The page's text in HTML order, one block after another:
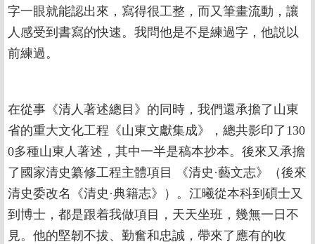
字一眼就能認出來，寫得很工整，而又筆畫流動，讓
人感受到書寫的快速。我問他是不是練過字，他説以
前練過。
在從事《清人著述總目》的同時，我們還承擔了山東
省的重大文化工程《山東文獻集成》，總共影印了130
0多種山東人著述，其中一半是稿本抄本。後來又承擔
了國家清史纂修工程主體項目 《清史·藝文志》（後來
清史委改名《清史·典籍志》）。江曦從本科到碩士又
到博士，都是跟着我做項目，天天坐班，幾無一日不
見。他的堅韌不拔、勤奮和忠誠，帶來了應有的收